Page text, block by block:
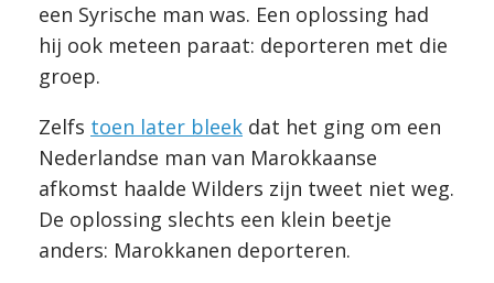
een Syrische man was. Een oplossing had
hij ook meteen paraat: deporteren met die
groep.
Zelfs toen later bleek dat het ging om een
Nederlandse man van Marokkaanse
afkomst haalde Wilders zijn tweet niet weg.
De oplossing slechts een klein beetje
anders: Marokkanen deporteren.